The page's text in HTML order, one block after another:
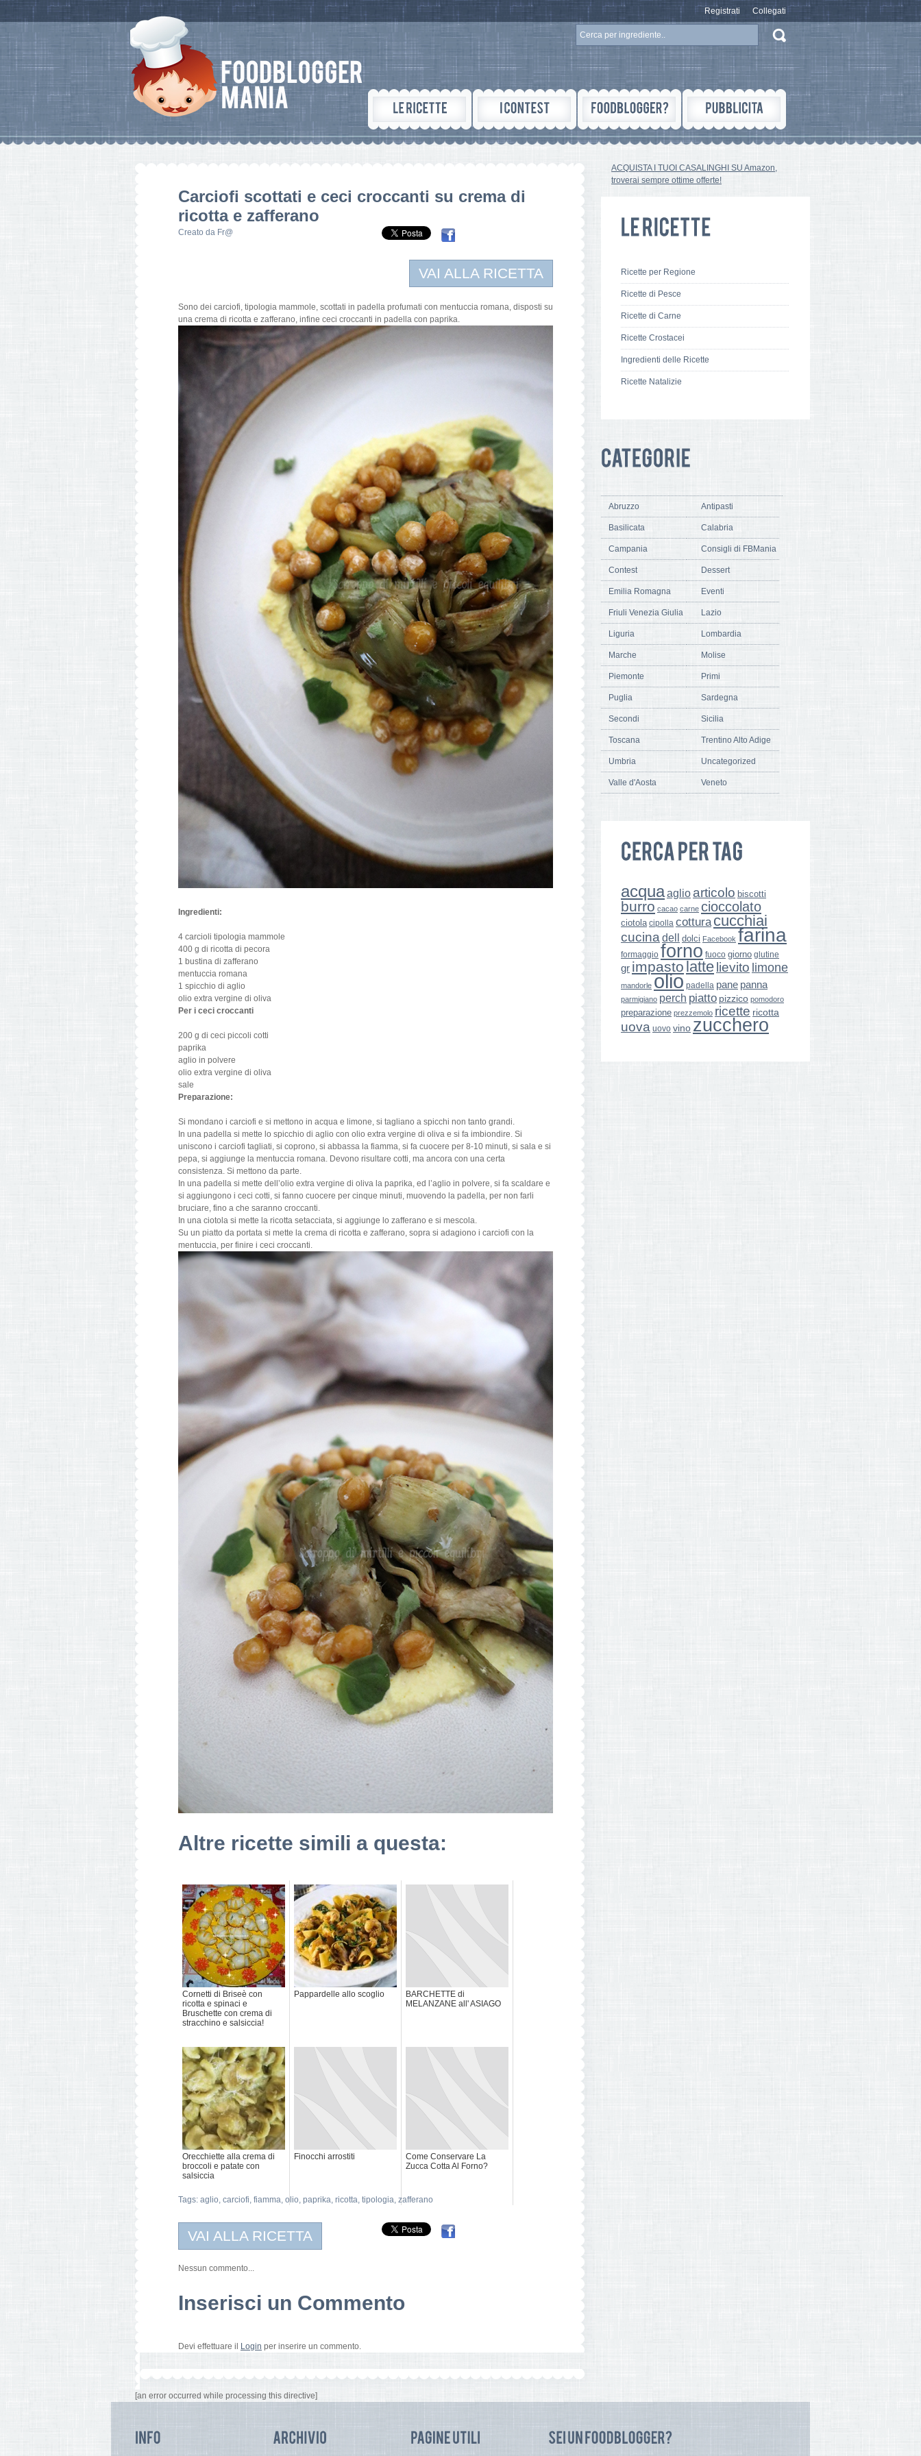
Registrati Collegati
Carciofi scottati e ceci croccanti su crema di
ricotta e zafferano
Creato da Fr@
VAI ALLA RICETTA
Sono dei carciofi, tipologia mammole, scottati in padella profumati con mentuccia romana, disposti su
una crema di ricotta e zafferano, infine ceci croccanti in padella con paprika.
Ingredienti:
4 carcioli tipologia mammole
400 g di ricotta di pecora
1 bustina di zafferano
mentuccia romana
1 spicchio di aglio
olio extra vergine di oliva
Per i ceci croccanti
200 g di ceci piccoli cotti
paprika
aglio in polvere
olio extra vergine di oliva
sale
Preparazione:
Si mondano i carciofi e si mettono in acqua e limone, si tagliano a spicchi non tanto grandi.
In una padella si mette lo spicchio di aglio con olio extra vergine di oliva e si fa imbiondire. Si
uniscono i carciofi tagliati, si coprono, si abbassa la fiamma, si fa cuocere per 8-10 minuti, si sala e si
pepa, si aggiunge la mentuccia romana. Devono risultare cotti, ma ancora con una certa
consistenza. Si mettono da parte.
In una padella si mette dell’olio extra vergine di oliva la paprika, ed l’aglio in polvere, si fa scaldare e
si aggiungono i ceci cotti, si fanno cuocere per cinque minuti, muovendo la padella, per non farli
bruciare, fino a che saranno croccanti.
In una ciotola si mette la ricotta setacciata, si aggiunge lo zafferano e si mescola.
Su un piatto da portata si mette la crema di ricotta e zafferano, sopra si adagiono i carciofi con la
mentuccia, per finire i ceci croccanti.
Altre ricette simili a questa:
Cornetti di Briseè con
ricotta e spinaci e
Bruschette con crema di
stracchino e salsiccia!
Pappardelle allo scoglio
BARCHETTE di
MELANZANE all' ASIAGO
Orecchiette alla crema di
broccoli e patate con
salsiccia
Finocchi arrostiti
Come Conservare La
Zucca Cotta Al Forno?
Tags: aglio, carciofi, fiamma, olio, paprika, ricotta, tipologia, zafferano
VAI ALLA RICETTA
Nessun commento...
Inserisci un Commento
Devi effettuare il Login per inserire un commento.
[an error occurred while processing this directive]
ACQUISTA I TUOI CASALINGHI SU Amazon,
troverai sempre ottime offerte!
Ricette per Regione
Ricette di Pesce
Ricette di Carne
Ricette Crostacei
Ingredienti delle Ricette
Ricette Natalizie
Abruzzo Antipasti
Basilicata Calabria
Campania Consigli di FBMania
Contest Dessert
Emilia Romagna Eventi
Friuli Venezia Giulia Lazio
Liguria Lombardia
Marche Molise
Piemonte Primi
Puglia Sardegna
Secondi Sicilia
Toscana Trentino Alto Adige
Umbria Uncategorized
Valle d'Aosta Veneto
acquaaglio articolo biscotti
burro cacao carne cioccolato
ciotola cipolla cottura cucchiai
cucina dell dolci Facebook farina
formaggio forno fuoco giorno glutine
gr impasto latte lievito limone
mandorle olio padella pane panna
parmigiano perch piatto pizzico pomodoro
preparazione prezzemolo ricette ricotta
uova uovo vino zucchero